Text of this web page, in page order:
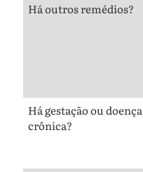
Há outros remédios?
Há gestação ou doença
crônica?